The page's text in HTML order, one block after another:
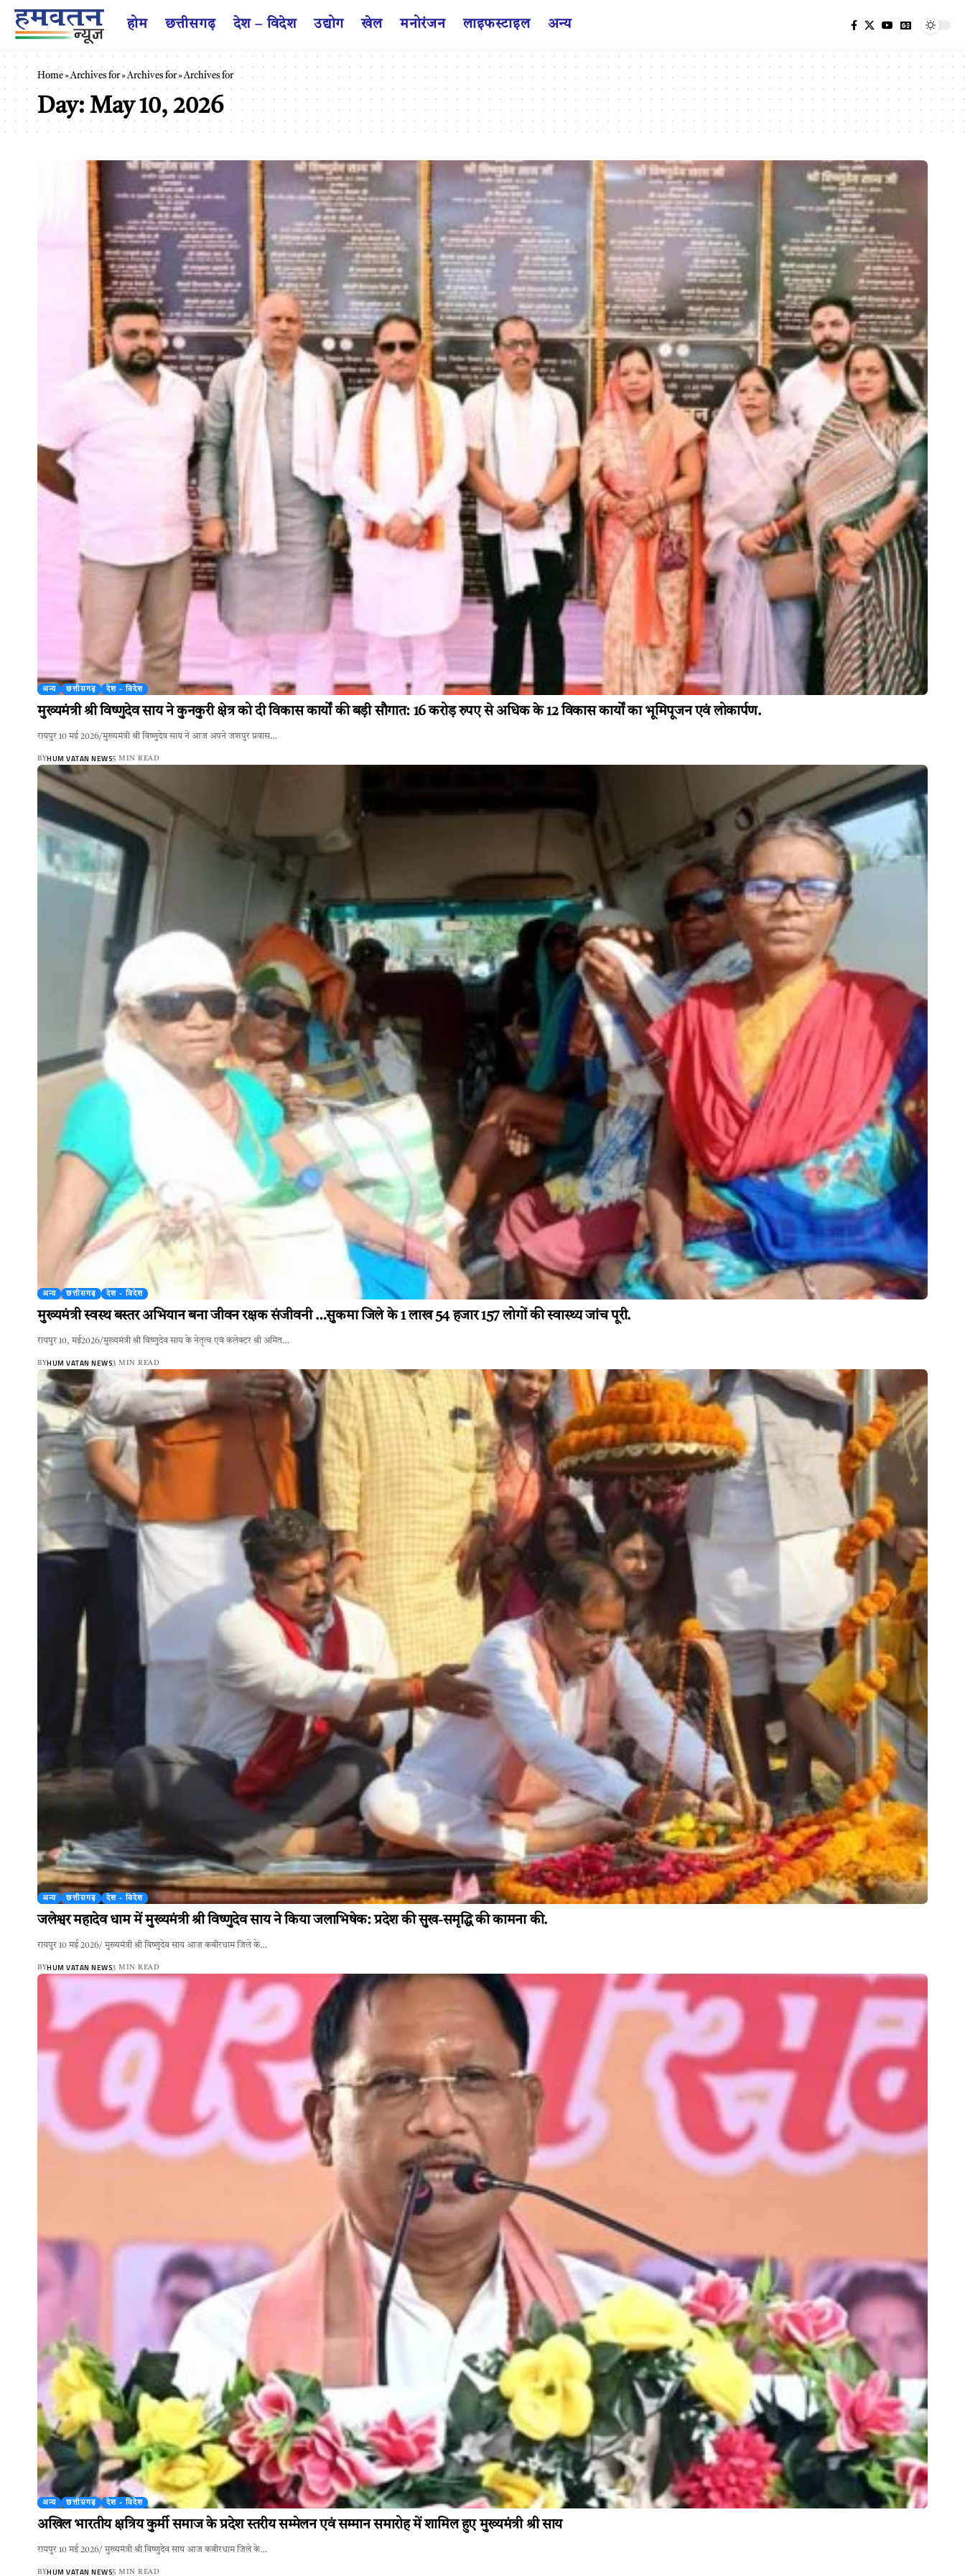
होम छत्तीसगढ़ देश – विदेश उद्योग खेल मनोरंजन लाइफस्टाइल अन्य
Home»Archives for» Archives for» Archives for
Day: May 10, 2026
अन्य छत्तीसगढ़ देश - विदेश
मुख्यमंत्री श्री विष्णुदेव साय ने कुनकुरी क्षेत्र को दी विकास कार्यों की बड़ी सौगात: 16 करोड़ रुपए से अधिक के 12 विकास कार्यों का भूमिपूजन एवं लोकार्पण.
रायपुर 10 मई 2026/मुख्यमंत्री श्री विष्णुदेव साय ने आज अपने जशपुर प्रवास…
BYHUM VATAN NEWS5 MIN READ
अन्य छत्तीसगढ़ देश - विदेश
मुख्यमंत्री स्वस्थ बस्तर अभियान बना जीवन रक्षक संजीवनी …सुकमा जिले के 1 लाख 54 हजार 157 लोगों की स्वास्थ्य जांच पूरी.
रायपुर 10, मई2026/मुख्यमंत्री श्री विष्णुदेव साय के नेतृत्व एवं कलेक्टर श्री अमित…
BYHUM VATAN NEWS3 MIN READ
अन्य छत्तीसगढ़ देश - विदेश
जलेश्वर महादेव धाम में मुख्यमंत्री श्री विष्णुदेव साय ने किया जलाभिषेक: प्रदेश की सुख-समृद्धि की कामना की.
रायपुर 10 मई 2026/ मुख्यमंत्री श्री विष्णुदेव साय आज कबीरधाम जिले के…
BYHUM VATAN NEWS3 MIN READ
अन्य छत्तीसगढ़ देश - विदेश
अखिल भारतीय क्षत्रिय कुर्मी समाज के प्रदेश स्तरीय सम्मेलन एवं सम्मान समारोह में शामिल हुए मुख्यमंत्री श्री साय
रायपुर 10 मई 2026/ मुख्यमंत्री श्री विष्णुदेव साय आज कबीरधाम जिले के…
BYHUM VATAN NEWS5 MIN READ